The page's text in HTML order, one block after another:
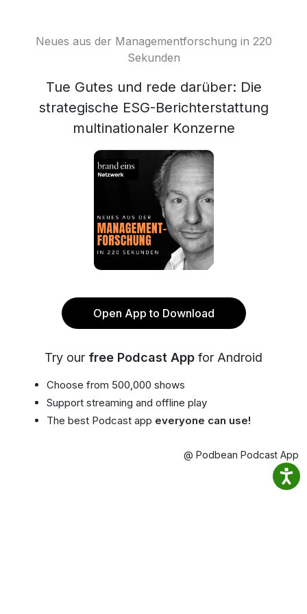
Neues aus der Managementforschung in 220
Sekunden
Tue Gutes und rede darüber: Die
strategische ESG-Berichterstattung
multinationaler Konzerne
Open App to Download
Try our free Podcast App for Android
Choose from 500,000 shows
Support streaming and offline play
The best Podcast app everyone can use!
@ Podbean Podcast App